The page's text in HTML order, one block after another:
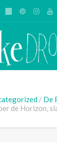
De
de Horizon,